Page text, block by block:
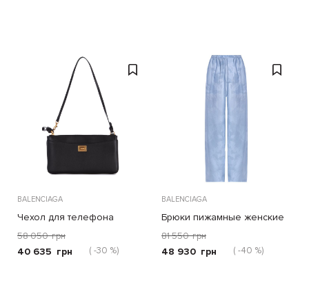
BALENCIAGA
Чехол для телефона
женский Rodeo
58 050 грн
40 635 грн ( -30 %)
BALENCIAGA
Брюки пижамные женские
81 550 грн
48 930 грн ( -40 %)